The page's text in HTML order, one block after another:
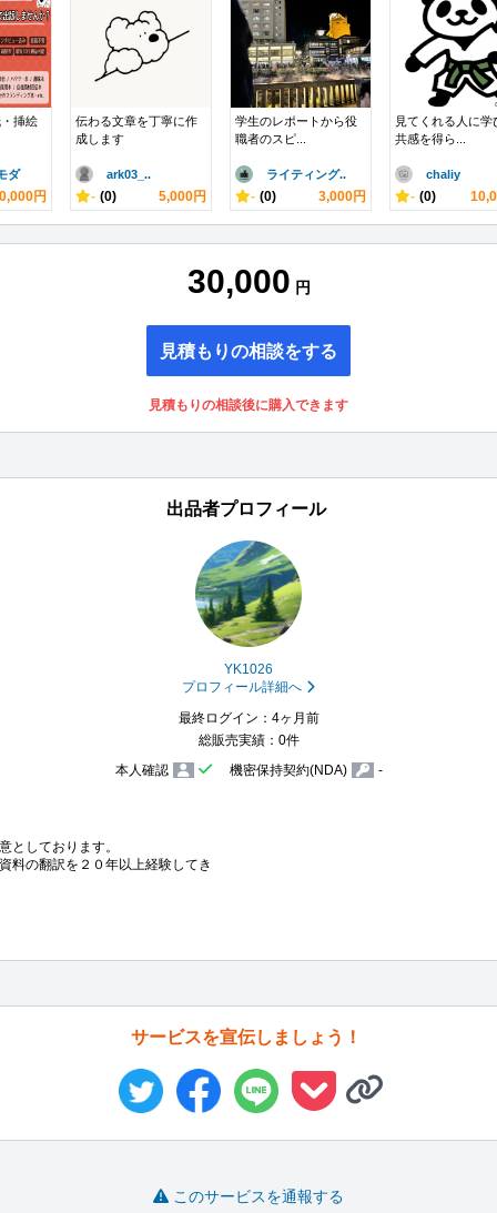
挿絵
ダ
円
伝わる文章を丁寧に作
成します
ark03_..
- (0) 5,000円
学生のレポートから役
職者のスピ...
ライティング..
- (0) 3,000円
見てくれる人に学
共感を得ら...
chaliy
- (0)
30,000 円
見積もりの相談をする
見積もりの相談後に購入できます
出品者プロフィール
YK1026
プロフィール詳細へ
最終ログイン：4ヶ月前
総販売実績：0件
本人確認
機密保持契約(NDA) -
としております。
料の翻訳を２０年以上経験してき
サービスを宣伝しましょう！
このサービスを通報する